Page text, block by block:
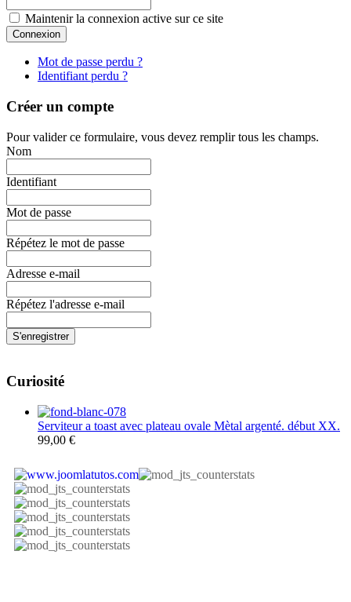
Maintenir la connexion active sur ce site
Mot de passe perdu ?
Identifiant perdu ?
Créer un compte
Pour valider ce formulaire, vous devez remplir tous les champs.
Nom
Identifiant
Mot de passe
Répétez le mot de passe
Adresse e-mail
Répétez l'adresse e-mail
S'enregistrer
Curiosité
Serviteur a toast avec plateau ovale Mètal argenté. début XX.
99,00 €